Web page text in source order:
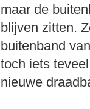
maar de
blijven zitten.
buitenband
toch iets
nieuwe